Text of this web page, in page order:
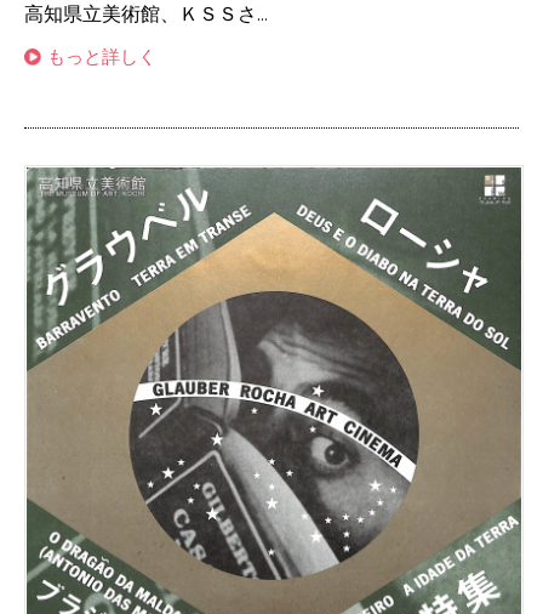
高知県立美術館、ＫＳＳさ...
もっと詳しく